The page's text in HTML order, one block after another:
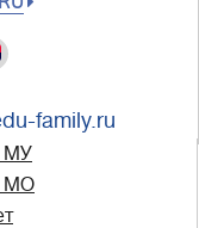
family.ru
МУ
МО